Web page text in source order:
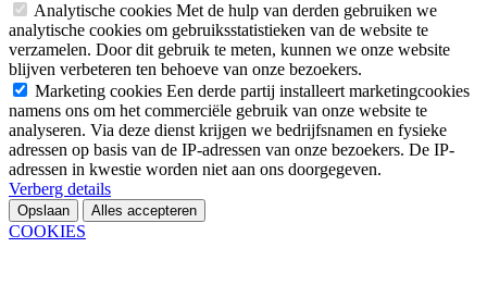
Analytische cookies Met de hulp van derden gebruiken we
analytische cookies om gebruiksstatistieken van de website te
verzamelen. Door dit gebruik te meten, kunnen we onze website
blijven verbeteren ten behoeve van onze bezoekers.
Marketing cookies Een derde partij installeert marketingcookies
namens ons om het commerciële gebruik van onze website te
analyseren. Via deze dienst krijgen we bedrijfsnamen en fysieke
adressen op basis van de IP-adressen van onze bezoekers. De IP-
adressen in kwestie worden niet aan ons doorgegeven.
Verberg details
Opslaan Alles accepteren
COOKIES